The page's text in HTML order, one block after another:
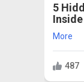
5
More
487